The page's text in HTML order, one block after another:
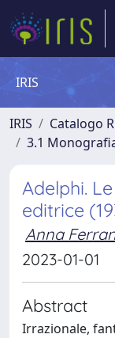
IRIS
IRIS Catalogo
3.1
Adelphi.
editrice
Anna
2023-01-01
Abstract
Irrazionale,